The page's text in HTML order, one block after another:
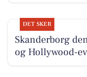
DET SKER
Skanderborg
og Hollywood-